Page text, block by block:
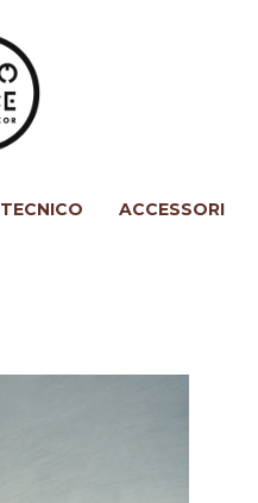
TECNICO ACCESSORI